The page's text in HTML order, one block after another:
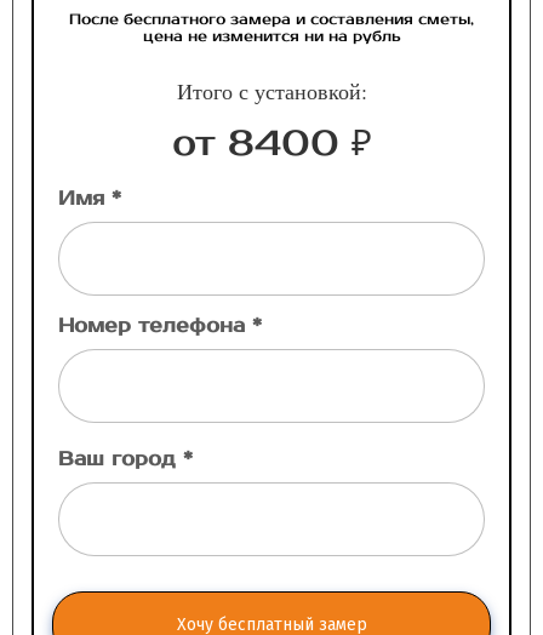
После бесплатного замера и составления сметы,
цена не изменится ни на рубль
Итого с установкой:
от 8400 ₽
Имя *
Номер телефона *
Ваш город *
Хочу бесплатный замер